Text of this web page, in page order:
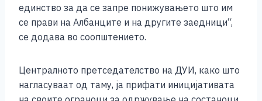
единство за да се запре понижувањето што им
се прави на Албанците и на другите заедници“,
се додава во соопштението.
Централното претседателство на ДУИ, како што
нагласуваат од таму, ја прифати иницијативата